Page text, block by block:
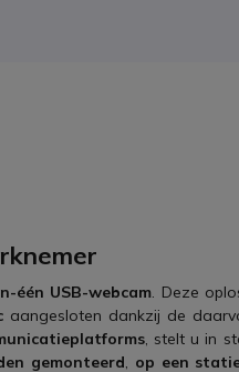
één USB-webcam. Deze
aangesloten dankzij de
, stelt u in
gemonteerd, op een